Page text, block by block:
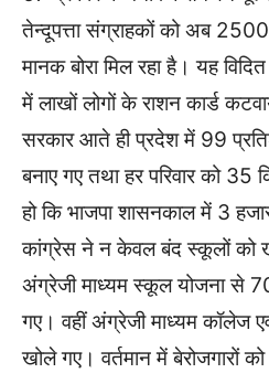
तेन्दूपत्ता संग्राहकों को अब
मानक बोरा मिल रहा है। यह
में लाखों लोगों के राशन कार्ड
सरकार आते ही प्रदेश में 99
बनाए गए तथा हर परिवार को 35
हो कि भाजपा शासनकाल में 3
कांग्रेस ने न केवल बंद स्कूलों को
अंग्रेजी माध्यम स्कूल योजना से
गए। वहीं अंग्रेजी माध्यम कॉलेज
खोले गए। वर्तमान में बेरोजगारों